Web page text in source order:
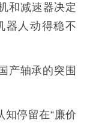
和减速器决定
器人动得稳不
产轴承的突围
知停留在“廉价